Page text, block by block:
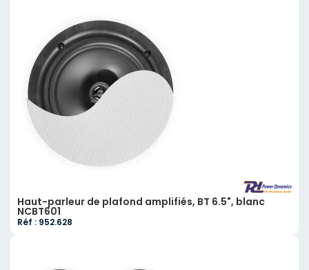
Haut-parleur de plafond amplifiés, BT 6.5", blanc
NCBT601
Réf : 952.628